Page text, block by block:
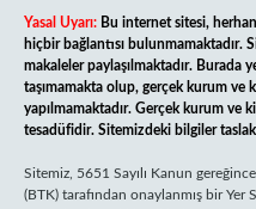
Yasal Uyarı: Bu internet sitesi,
hiçbir bağlantısı bulunmamaktadır.
makaleler paylaşılmaktadır. Burada
taşımamakta olup, gerçek kurum ve
yapılmamaktadır. Gerçek kurum ve
tesadüfidir. Sitemizdeki bilgiler
Sitemiz, 5651 Sayılı Kanun
(BTK) tarafından onaylanmış bir Yer